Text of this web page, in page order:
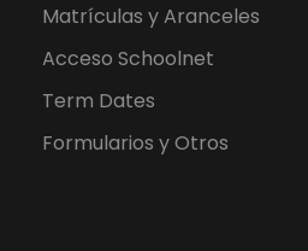
Matrículas y Aranceles
Acceso Schoolnet
Term Dates
Formularios y Otros